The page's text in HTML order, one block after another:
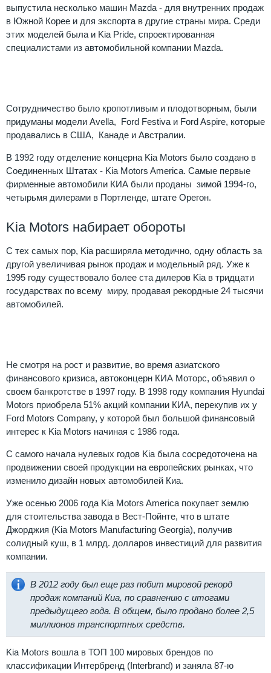
выпустила несколько машин Mazda - для внутренних продаж
в Южной Корее и для экспорта в другие страны мира. Среди
этих моделей была и Kia Pride, спроектированная
специалистами из автомобильной компании Mazda.
KIA
Сотрудничество было кропотливым и плодотворным, были
придуманы модели Avella, Ford Festiva и Ford Aspire, которые
продавались в США, Канаде и Австралии.
В 1992 году отделение концерна Kia Motors было создано в
Соединенных Штатах - Kia Motors America. Самые первые
фирменные автомобили КИА были проданы зимой 1994-го,
четырьмя дилерами в Портленде, штате Орегон.
Kia Motors набирает обороты
С тех самых пор, Kia расширяла методично, одну область за
другой увеличивая рынок продаж и модельный ряд. Уже к
1995 году существовало более ста дилеров Kia в тридцати
государствах по всему миру, продавая рекордные 24 тысячи
автомобилей.
Не смотря на рост и развитие, во время азиатского
финансового кризиса, автоконцерн КИА Моторс, объявил о
своем банкротстве в 1997 году. В 1998 году компания Hyundai
Motors приобрела 51% акций компании КИА, перекупив их у
Ford Motors Company, у которой был большой финансовый
интерес к Kia Motors начиная с 1986 года.
С самого начала нулевых годов Kia была сосредоточена на
продвижении своей продукции на европейских рынках, что
изменило дизайн новых автомобилей Киа.
Уже осенью 2006 года Kia Motors America покупает землю
для стоительства завода в Вест-Пойнте, что в штате
Джорджия (Kia Motors Manufacturing Georgia), получив
солидный куш, в 1 млрд. долларов инвестиций для развития
компании.
В 2012 году был еще раз побит мировой рекорд
продаж компаний Киа, по сравнению с итогами
предыдущего года. В общем, было продано более 2,5
миллионов транспортных средств.
Kia Motors вошла в ТОП 100 мировых брендов по
классификации Интербренд (Interbrand) и заняла 87-ю